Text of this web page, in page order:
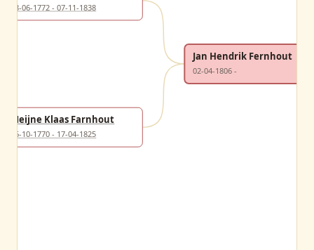
28-06-1772 - 07-11-1838
Meijne Klaas Farnhout
16-10-1770 - 17-04-1825
Jan Hendrik Fernhout
02-04-1806 -